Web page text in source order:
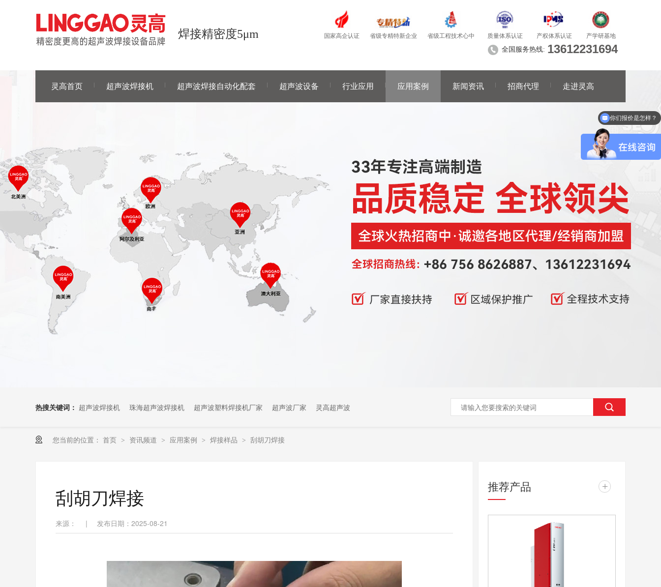
焊接精密度5μm 国家高企认证 省级专精特新企业 省级工程技术心中 质量体系认证 产权体系认证 产学研基地
全国服务热线: 13612231694
灵高首页 超声波焊接机 超声波焊接自动化配套 超声波设备 行业应用 应用案例 新闻资讯 招商代理 走进灵高
热搜关键词： 超声波焊接机 珠海超声波焊接机 超声波塑料焊接机厂家 超声波厂家 灵高超声波
您当前的位置： 首页 > 资讯频道 > 应用案例 > 焊接样品 > 刮胡刀焊接
刮胡刀焊接
来源： | 发布日期：2025-08-21
推荐产品 +
你们报价是怎样？